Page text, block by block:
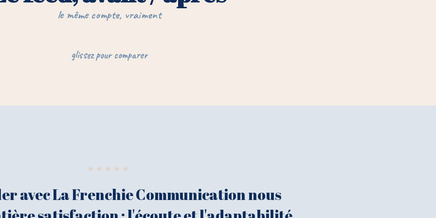
le même compte, vraiment
glissez pour comparer
★★★★★
avec La Frenchie Communication nous